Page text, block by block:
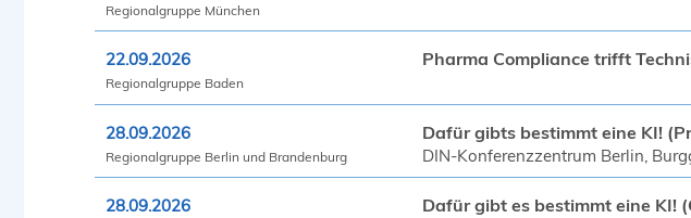
Regionalgruppe München
22.09.2026
Regionalgruppe Baden
Pharma Compliance trifft
28.09.2026
Regionalgruppe Berlin und Brandenburg
Dafür gibts bestimmt eine KI!
DIN-Konferenzzentrum Berlin,
28.09.2026 Dafür gibt es bestimmt eine KI!